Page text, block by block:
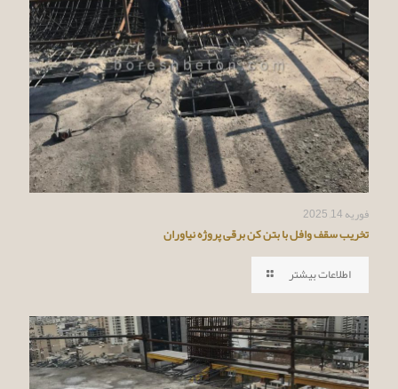
فوریه 14, 2025
تخریب سقف وافل با بتن کن برقی پروژه نیاوران
اطلاعات بیشتر